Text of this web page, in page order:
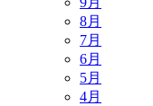
8月
7月
6月
5月
4月